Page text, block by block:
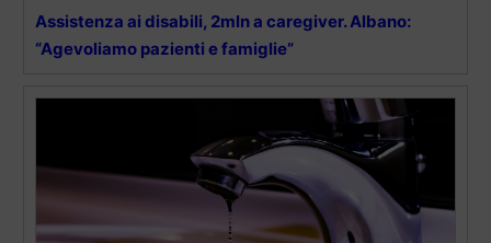
Assistenza ai disabili, 2mln a caregiver. Albano:
“Agevoliamo pazienti e famiglie”